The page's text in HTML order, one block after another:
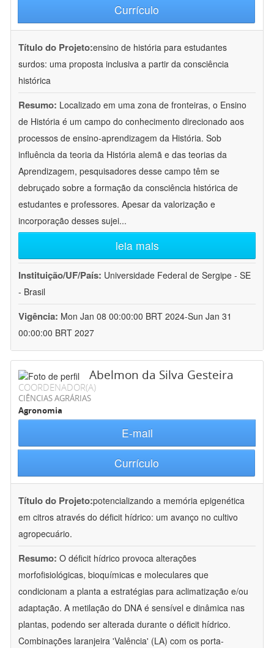
Currículo
Título do Projeto:ensino de história para estudantes
surdos: uma proposta inclusiva a partir da consciência
histórica
Resumo: Localizado em uma zona de fronteiras, o Ensino
de História é um campo do conhecimento direcionado aos
processos de ensino-aprendizagem da História. Sob
influência da teoria da História alemã e das teorias da
Aprendizagem, pesquisadores desse campo têm se
debruçado sobre a formação da consciência histórica de
estudantes e professores. Apesar da valorização e
incorporação desses sujei...
leia mais
Instituição/UF/País: Universidade Federal de Sergipe - SE
- Brasil
Vigência: Mon Jan 08 00:00:00 BRT 2024-Sun Jan 31
00:00:00 BRT 2027
Abelmon da Silva Gesteira
COORDENADOR(A)
CIÊNCIAS AGRÁRIAS
Agronomia
E-mail
Currículo
Título do Projeto:potencializando a memória epigenética
em citros através do déficit hídrico: um avanço no cultivo
agropecuário.
Resumo: O déficit hídrico provoca alterações
morfofisiológicas, bioquímicas e moleculares que
condicionam a planta a estratégias para aclimatização e/ou
adaptação. A metilação do DNA é sensível e dinâmica nas
plantas, podendo ser alterada durante o déficit hídrico.
Combinações laranjeira 'Valência' (LA) com os porta-